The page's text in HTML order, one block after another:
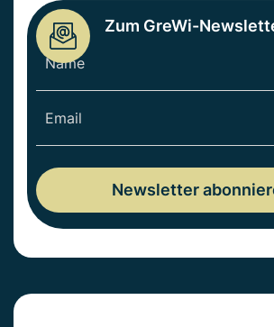
Zum GreWi-